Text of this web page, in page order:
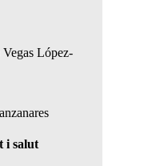
López-
i salut